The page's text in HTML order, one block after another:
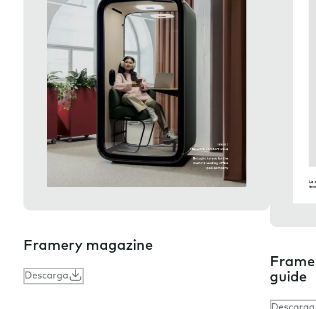
Framery magazine
Descarga
guide